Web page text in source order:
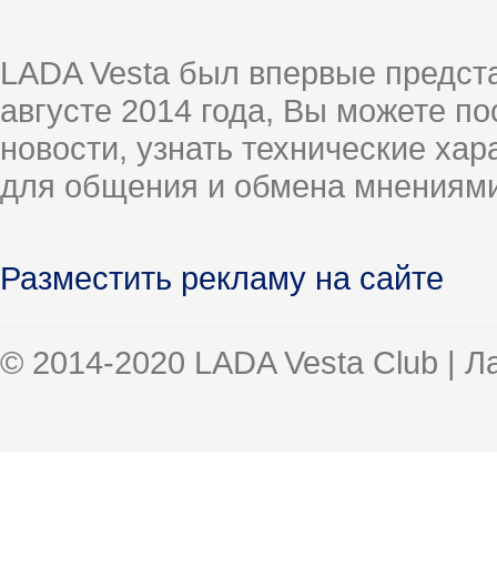
LADA Vesta был впервые
августе 2014 года, Вы можете
новости, узнать технические
для общения и обмена
Разместить рекламу на сайте
© 2014-2020 LADA Vesta Club |